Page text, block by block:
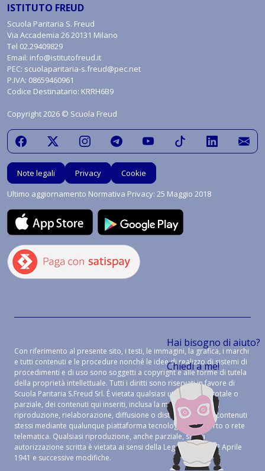
Hai bisogno di aiuto?
Chiedi a me!
ISTITUTO FREUD
Scuola Paritaria S. Freud
Via Accademia 26 20131 Milano
Tel 02.29409829
Email: info@istitutofreud.it
PEC: scuolaparitaria-s.freud@pec.net
P.IVA: 08659460961
Codice Destinatario: KRRH6B9
Copyright 2026 © Scuola Freud
Note legali Privacy
Cookie
Ultimo aggiornamento Normativa Privacy: 25 Maggio 2018
Con riferimento al presente sito, i testi, le immagini, la grafica, i marchi
e tutti contenuti e le procedure nonché le idee di realizzo di sistemi di
procedimenti e di uso sono soggetti a copyright e alle forme di tutela
della proprietà intellettuale. Tutti i diritti sono riservati in favore di
Scuola Paritaria S.Freud Srl. È vietata qualsiasi utilizzazione, totale o
parziale, dei contenuti qui inseriti, inclusa la memorizzazione,
riproduzione, rielaborazione, diffusione o distribuzione dei contenuti
stessi mediante qualunque piattaforma tecnologica, supporto o rete
telematica. Qualsiasi riproduzione, anche parziale, senza
autorizzazione scritta è vietata ai sensi della Legge 633 del 22 Aprile
1941 e successive modifiche.